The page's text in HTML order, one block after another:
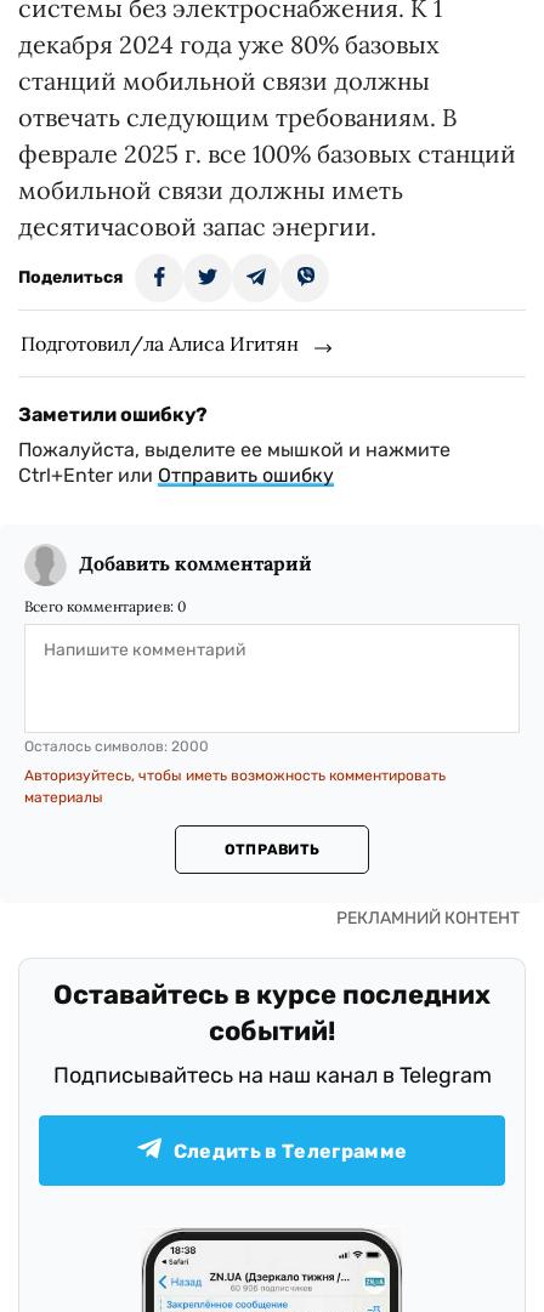
системы без электроснабжения. К 1
декабря 2024 года уже 80% базовых
станций мобильной связи должны
отвечать следующим требованиям. В
феврале 2025 г. все 100% базовых станций
мобильной связи должны иметь
десятичасовой запас энергии.
Поделиться
Подготовил/ла Алиса Игитян
Заметили ошибку?
Пожалуйста, выделите ее мышкой и нажмите
Ctrl+Enter или Отправить ошибку
Добавить комментарий
Всего комментариев: 0
Осталось символов: 2000
Авторизуйтесь, чтобы иметь возможность комментировать
материалы
ОТПРАВИТЬ
Оставайтесь в курсе последних
событий!
Подписывайтесь на наш канал в Telegram
Следить в Телеграмме